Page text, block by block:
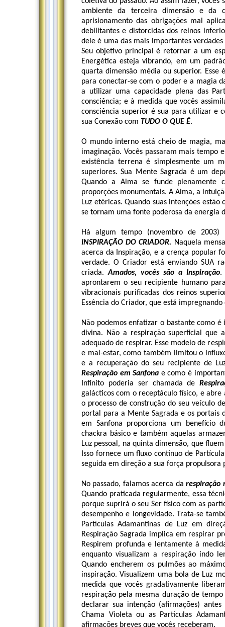
ambiente da terceira dimensão e da
aprisionamento das obrigações mal
debilitantes e distorcidas dos reinos
dele é uma das mais importantes
Seu objetivo principal é retornar a um
Energética esteja vibrando, em um
quarta dimensão média ou superior. Esse
para conectar-se com o poder e a magia
a utilizar uma capacidade plena das
consciência; e à medida que vocês
consciência superior é sua para utilizar e
sua Conexão com TUDO O QUE É.
O mundo interno está cheio de magia,
imaginação. Vocês passaram mais tempo
existência terrena é simplesmente um
superiores. Sua Mente Sagrada é um
Quando a Alma se funde plenamente
proporções monumentais. A Alma, a
Luz etéricas. Quando suas intenções
se tornam uma fonte poderosa da energia
Há algum tempo (novembro de
INSPIRAÇÃO DO CRIADOR. Naquela
acerca da Inspiração, e a crença popular
verdade. O Criador está enviando SUA
criada.Amados, vocês são a Inspiração.
aprontarem o seu recipiente humano
vibracionais purificadas dos reinos
Essência do Criador, que está
Não podemos enfatizar o bastante como
divina. Não a respiração superficial que
adequado de respirar. Esse modelo de
e mal-estar, como também limitou o
e a recuperação do seu recipiente de
Respiração em Sanfona e como é
Infinito poderia ser chamada de
galácticos com o receptáculo físico, e abre
o processo de construção do seu veículo
portal para a Mente Sagrada e os portais
em Sanfona proporciona um benefício
chackra básico e também aquelas
Luz pessoal, na quinta dimensão, que
Isso fornece um fluxo contínuo de
seguida em direção a sua força
No passado, falamos acerca darespiração
Quando praticada regularmente, essa
porque suprirá o seu Ser físico com as
desempenho e longevidade. Trata-se
Partículas Adamantinas de Luz em
Respiração Sagrada implica em respirar
Respirem profunda e lentamente à
enquanto visualizam a respiração indo
Quando encherem os pulmões ao
inspiração. Visualizem uma bola de Luz
medida que vocês gradativamente
respiração pela mesma duração de
declarar sua intenção (afirmações)
Chama Violeta ou as Partículas
afirmações breves que vocês receberam.